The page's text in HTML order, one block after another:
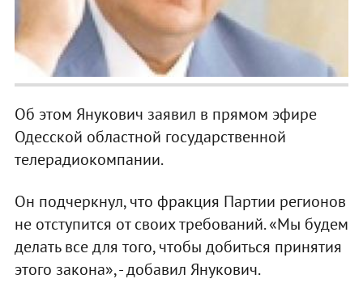
Об этом Янукович заявил в прямом эфире
Одесской областной государственной
телерадиокомпании.
Он подчеркнул, что фракция Партии регионов
не отступится от своих требований. «Мы будем
делать все для того, чтобы добиться принятия
этого закона», - добавил Янукович.